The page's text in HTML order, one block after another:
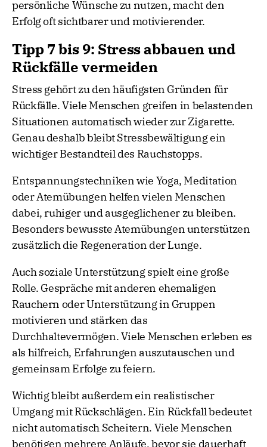
persönliche Wünsche zu nutzen, macht den
Erfolg oft sichtbarer und motivierender.
Tipp 7 bis 9: Stress abbauen und
Rückfälle vermeiden
Stress gehört zu den häufigsten Gründen für
Rückfälle. Viele Menschen greifen in belastenden
Situationen automatisch wieder zur Zigarette.
Genau deshalb bleibt Stressbewältigung ein
wichtiger Bestandteil des Rauchstopps.
Entspannungstechniken wie Yoga, Meditation
oder Atemübungen helfen vielen Menschen
dabei, ruhiger und ausgeglichener zu bleiben.
Besonders bewusste Atemübungen unterstützen
zusätzlich die Regeneration der Lunge.
Auch soziale Unterstützung spielt eine große
Rolle. Gespräche mit anderen ehemaligen
Rauchern oder Unterstützung in Gruppen
motivieren und stärken das
Durchhaltevermögen. Viele Menschen erleben es
als hilfreich, Erfahrungen auszutauschen und
gemeinsam Erfolge zu feiern.
Wichtig bleibt außerdem ein realistischer
Umgang mit Rückschlägen. Ein Rückfall bedeutet
nicht automatisch Scheitern. Viele Menschen
benötigen mehrere Anläufe, bevor sie dauerhaft